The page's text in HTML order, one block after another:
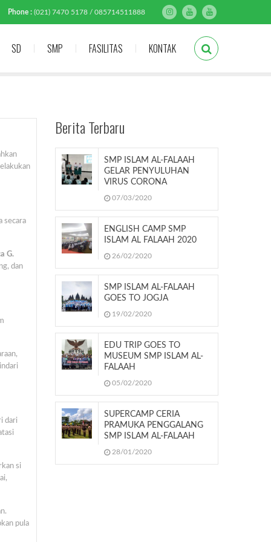
Phone : (021) 7470 5178 / 085714511888
SD SMP FASILITAS KONTAK
secara
G.
dan
dari
si
pula
Berita Terbaru
SMP ISLAM AL-FALAAH
GELAR PENYULUHAN
VIRUS CORONA
07/03/2020
ENGLISH CAMP SMP
ISLAM AL FALAAH 2020
26/02/2020
SMP ISLAM AL-FALAAH
GOES TO JOGJA
19/02/2020
EDU TRIP GOES TO
MUSEUM SMP ISLAM AL-
FALAAH
05/02/2020
SUPERCAMP CERIA
PRAMUKA PENGGALANG
SMP ISLAM AL-FALAAH
28/01/2020